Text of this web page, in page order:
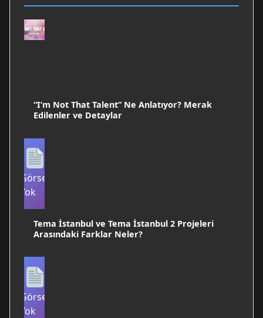
“I’m Not That Talent” Ne Anlatıyor? Merak
Edilenler ve Detaylar
Görsel
Yok
Tema İstanbul ve Tema İstanbul 2 Projeleri
Arasındaki Farklar Neler?
Görsel
Yok